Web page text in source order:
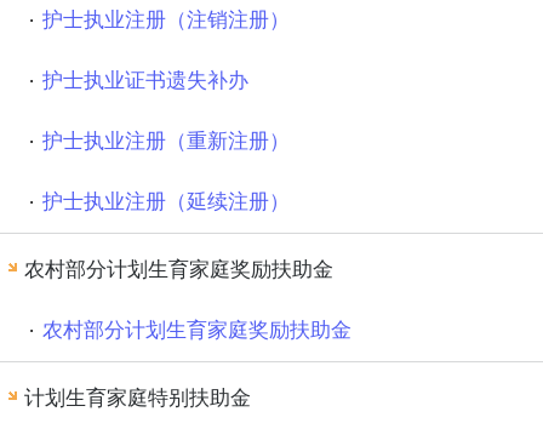
护士执业注册（注销注册）
护士执业证书遗失补办
护士执业注册（重新注册）
护士执业注册（延续注册）
农村部分计划生育家庭奖励扶助金
农村部分计划生育家庭奖励扶助金
计划生育家庭特别扶助金